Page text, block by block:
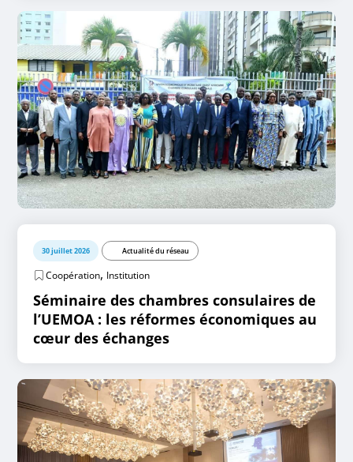
30 juillet 2026 Actualité du réseau
Coopération, Institution
Séminaire des chambres consulaires de
l’UEMOA : les réformes économiques au
cœur des échanges